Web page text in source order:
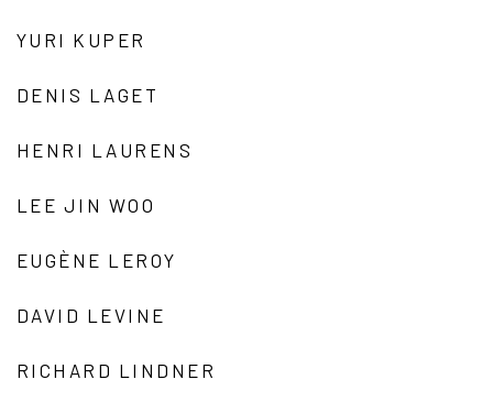
YURI KUPER
DENIS LAGET
HENRI LAURENS
LEE JIN WOO
EUGÈNE LEROY
DAVID LEVINE
RICHARD LINDNER